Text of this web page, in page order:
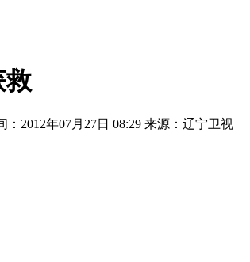
救
：2012年07月27日 08:29 来源：辽宁卫视